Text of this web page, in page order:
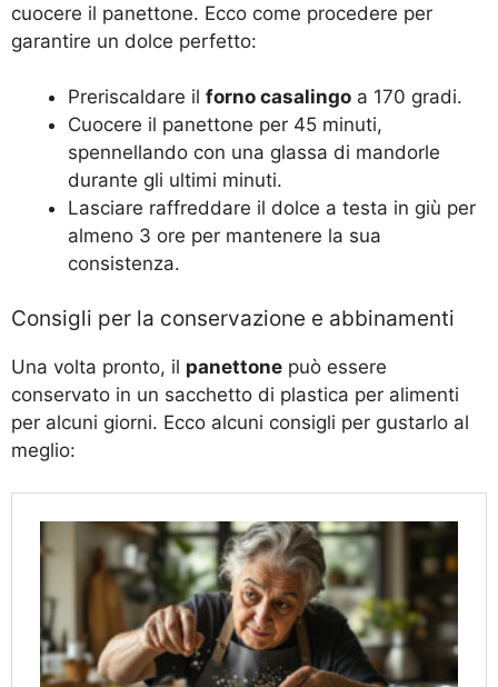
cuocere il panettone. Ecco come procedere per
garantire un dolce perfetto:
Preriscaldare il forno casalingo a 170 gradi.
Cuocere il panettone per 45 minuti,
spennellando con una glassa di mandorle
durante gli ultimi minuti.
Lasciare raffreddare il dolce a testa in giù per
almeno 3 ore per mantenere la sua
consistenza.
Consigli per la conservazione e abbinamenti
Una volta pronto, il panettone può essere
conservato in un sacchetto di plastica per alimenti
per alcuni giorni. Ecco alcuni consigli per gustarlo al
meglio: